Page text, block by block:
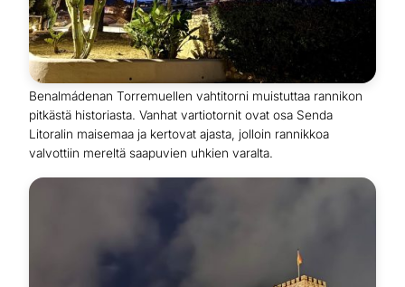
Benalmádenan Torremuellen vahtitorni muistuttaa rannikon
pitkästä historiasta. Vanhat vartiotornit ovat osa Senda
Litoralin maisemaa ja kertovat ajasta, jolloin rannikkoa
valvottiin mereltä saapuvien uhkien varalta.